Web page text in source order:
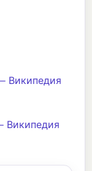
Википедия
Википедия